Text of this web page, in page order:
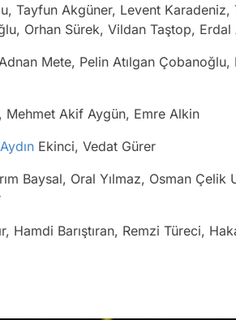
Tayfun Akgüner, Levent Karadeniz,
Orhan Sürek, Vildan Taştop, Erdal
Mete, Pelin Atılgan Çobanoğlu,
Mehmet Akif Aygün, Emre Alkin
Aydın Ekinci, Vedat Gürer
Baysal, Oral Yılmaz, Osman Çelik
Hamdi Barıştıran, Remzi Türeci,